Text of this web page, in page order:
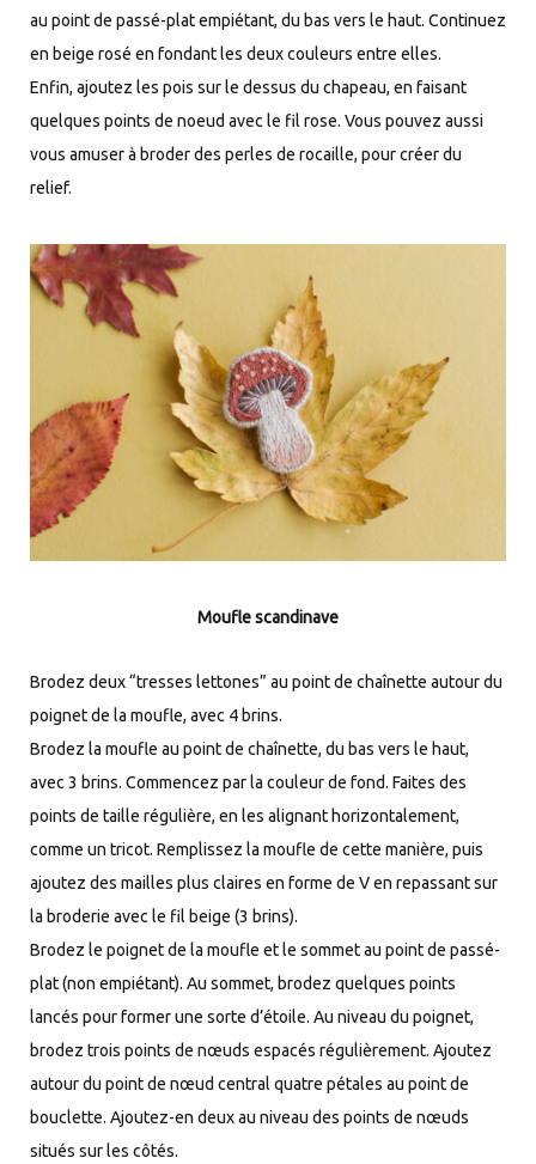
au point de passé-plat empiétant, du bas vers le haut. Continuez
en beige rosé en fondant les deux couleurs entre elles.
Enfin, ajoutez les pois sur le dessus du chapeau, en faisant
quelques points de noeud avec le fil rose. Vous pouvez aussi
vous amuser à broder des perles de rocaille, pour créer du
relief.
Moufle scandinave
Brodez deux “tresses lettones” au point de chaînette autour du
poignet de la moufle, avec 4 brins.
Brodez la moufle au point de chaînette, du bas vers le haut,
avec 3 brins. Commencez par la couleur de fond. Faites des
points de taille régulière, en les alignant horizontalement,
comme un tricot. Remplissez la moufle de cette manière, puis
ajoutez des mailles plus claires en forme de V en repassant sur
la broderie avec le fil beige (3 brins).
Brodez le poignet de la moufle et le sommet au point de passé-
plat (non empiétant). Au sommet, brodez quelques points
lancés pour former une sorte d’étoile. Au niveau du poignet,
brodez trois points de nœuds espacés régulièrement. Ajoutez
autour du point de nœud central quatre pétales au point de
bouclette. Ajoutez-en deux au niveau des points de nœuds
situés sur les côtés.